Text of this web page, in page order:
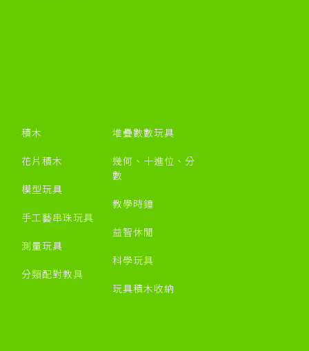
積木
花片積木
模型玩具
手工藝串珠玩具
測量玩具
分類配對教具
堆疊數數玩具
幾何、十進位、分
數
教學時鐘
益智休閒
科學玩具
玩具積木收納